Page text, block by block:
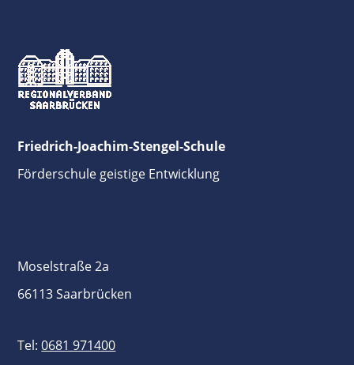
Friedrich-Joachim-Stengel-Schule
Förderschule geistige Entwicklung
Moselstraße 2a
66113 Saarbrücken
Tel:0681 971400